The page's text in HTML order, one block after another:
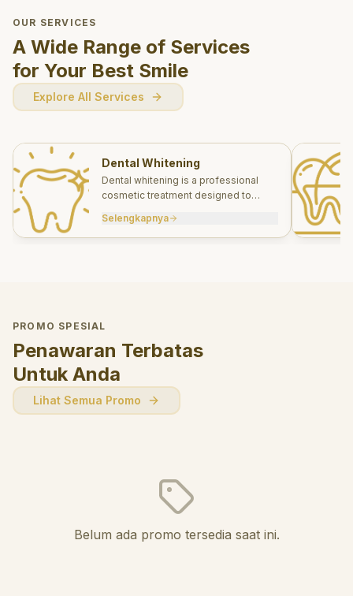
OUR SERVICES
A Wide Range of Services
for Your Best Smile
Explore All Services
Dental Whitening
Dental whitening is a professional
cosmetic treatment designed to
effectively.
Selengkapnya
PROMO SPESIAL
Penawaran Terbatas
Untuk Anda
Lihat Semua Promo
Belum ada promo tersedia saat ini.